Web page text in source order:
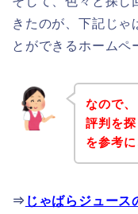
きたのが、下記じゃ
とができるホームペ
なので
評判を
を参考
⇒ じゃばらジュース